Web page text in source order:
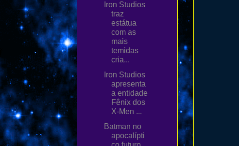
Iron Studios
traz
estátua
com as
mais
temidas
cria...
Iron Studios
apresenta
a entidade
Fênix dos
X-Men ...
Batman no
apocalípti